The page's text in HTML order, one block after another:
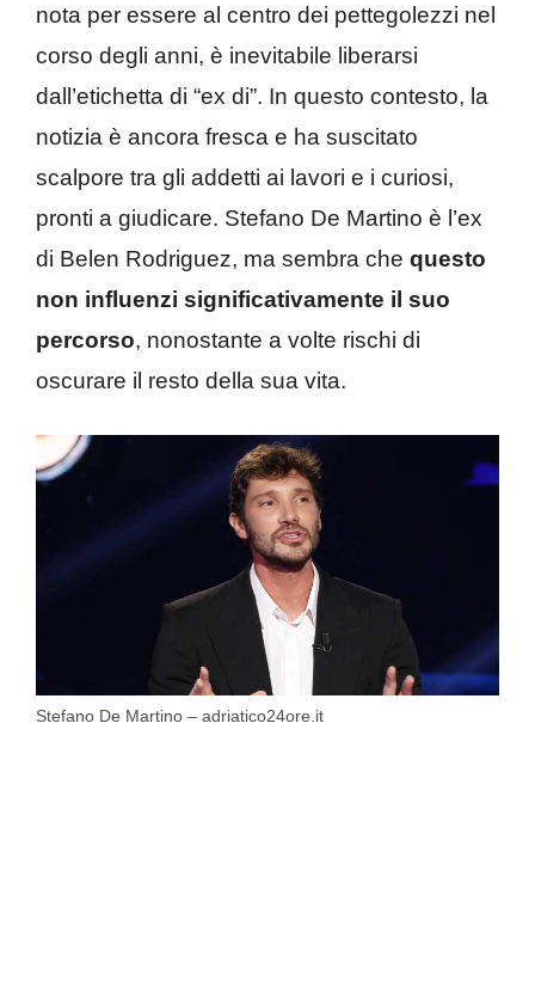
nota per essere al centro dei pettegolezzi nel
corso degli anni, è inevitabile liberarsi
dall’etichetta di “ex di”. In questo contesto, la
notizia è ancora fresca e ha suscitato
scalpore tra gli addetti ai lavori e i curiosi,
pronti a giudicare. Stefano De Martino è l’ex
di Belen Rodriguez, ma sembra che questo
non influenzi significativamente il suo
percorso, nonostante a volte rischi di
oscurare il resto della sua vita.
Stefano De Martino – adriatico24ore.it